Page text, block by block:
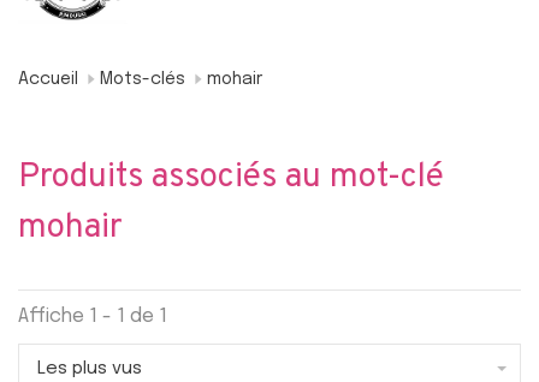
Accueil Mots-clés mohair
Produits associés au mot-clé
mohair
Affiche 1 - 1 de 1
Les plus vus